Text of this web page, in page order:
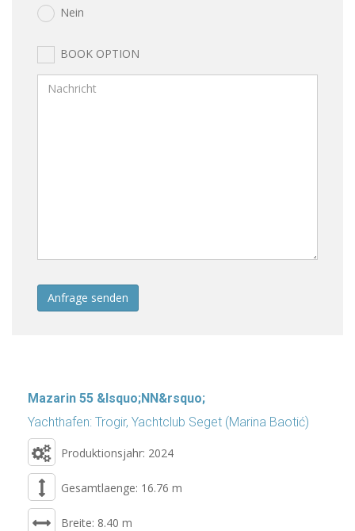
Nein
BOOK OPTION
Anfrage senden
Mazarin 55 &lsquo;NN&rsquo;
Yachthafen: Trogir, Yachtclub Seget (Marina Baotić)
Produktionsjahr: 2024
Gesamtlaenge: 16.76 m
Breite: 8.40 m